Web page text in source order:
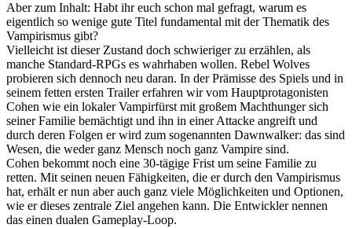
Aber zum Inhalt: Habt ihr euch schon mal gefragt, warum es
eigentlich so wenige gute Titel fundamental mit der Thematik des
Vampirismus gibt?
Vielleicht ist dieser Zustand doch schwieriger zu erzählen, als
manche Standard-RPGs es wahrhaben wollen. Rebel Wolves
probieren sich dennoch neu daran. In der Prämisse des Spiels und in
seinem fetten ersten Trailer erfahren wir vom Hauptprotagonisten
Cohen wie ein lokaler Vampirfürst mit großem Machthunger sich
seiner Familie bemächtigt und ihn in einer Attacke angreift und
durch deren Folgen er wird zum sogenannten Dawnwalker: das sind
Wesen, die weder ganz Mensch noch ganz Vampire sind.
Cohen bekommt noch eine 30-tägige Frist um seine Familie zu
retten. Mit seinen neuen Fähigkeiten, die er durch den Vampirismus
hat, erhält er nun aber auch ganz viele Möglichkeiten und Optionen,
wie er dieses zentrale Ziel angehen kann. Die Entwickler nennen
das einen dualen Gameplay-Loop.